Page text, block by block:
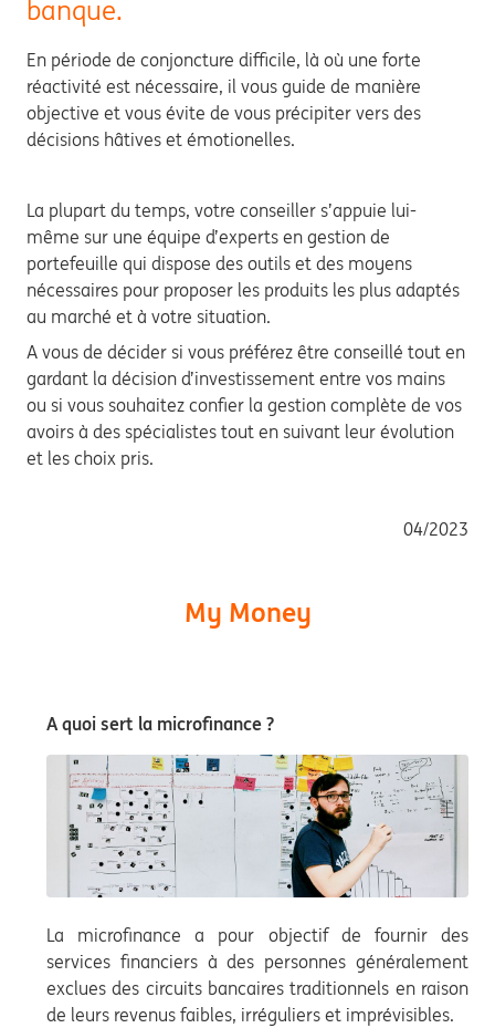
banque.
En période de conjoncture difficile, là où une forte
réactivité est nécessaire, il vous guide de manière
objective et vous évite de vous précipiter vers des
décisions hâtives et émotionelles.
La plupart du temps, votre conseiller s’appuie lui-
même sur une équipe d’experts en gestion de
portefeuille qui dispose des outils et des moyens
nécessaires pour proposer les produits les plus adaptés
au marché et à votre situation.
A vous de décider si vous préférez être conseillé tout en
gardant la décision d’investissement entre vos mains
ou si vous souhaitez confier la gestion complète de vos
avoirs à des spécialistes tout en suivant leur évolution
et les choix pris.
04/2023
My Money
A quoi sert la microfinance ?
La microfinance a pour objectif de fournir des
services financiers à des personnes généralement
exclues des circuits bancaires traditionnels en raison
de leurs revenus faibles, irréguliers et imprévisibles.